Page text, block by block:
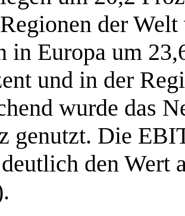
der
in Europa um
und in der
wurde das
genutzt. Die
den Wert